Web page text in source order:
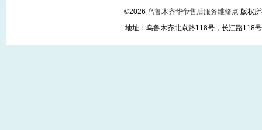
©2026 乌鲁木齐华帝售后服务维修点 版权
地址：乌鲁木齐北京路118号，长江路118